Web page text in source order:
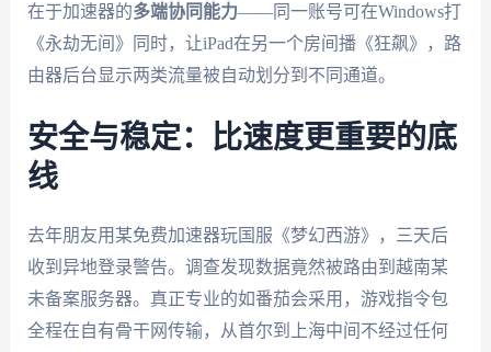
在于加速器的多端协同能力——同一账号可在Windows打
《永劫无间》同时，让iPad在另一个房间播《狂飙》，路
由器后台显示两类流量被自动划分到不同通道。
安全与稳定：比速度更重要的底
线
去年朋友用某免费加速器玩国服《梦幻西游》，三天后
收到异地登录警告。调查发现数据竟然被路由到越南某
未备案服务器。真正专业的如番茄会采用 ，游戏指令包
全程在自有骨干网传输，从首尔到上海中间不经过任何